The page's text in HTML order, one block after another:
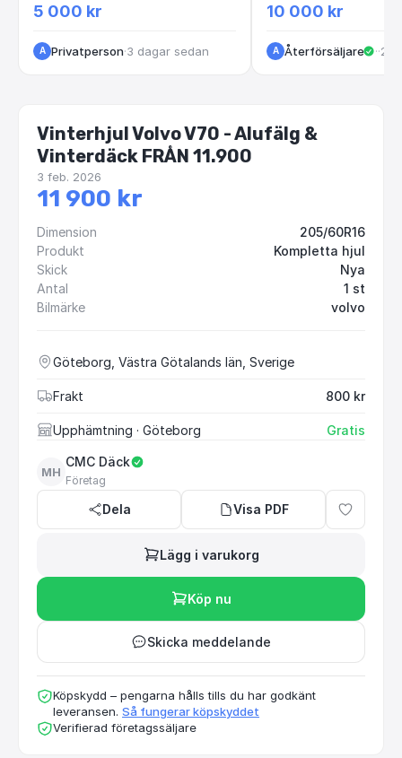
5 000 kr
A Privatperson·3 dagar sedan
10 000 kr
A Återförsäljare ··2
Vinterhjul Volvo V70 - Alufälg &
Vinterdäck FRÅN 11.900
3 feb. 2026
11 900 kr
Dimension
205/60R16
Produkt
Kompletta hjul
Skick
Nya
Antal
1 st
Bilmärke
volvo
Göteborg, Västra Götalands län, Sverige
Frakt 800 kr
Upphämtning · Göteborg Gratis
MH
CMC Däck
Företag
Dela Visa PDF
Lägg i varukorg
Köp nu
Skicka meddelande
Köpskydd – pengarna hålls tills du har godkänt
leveransen. Så fungerar köpskyddet
Verifierad företagssäljare